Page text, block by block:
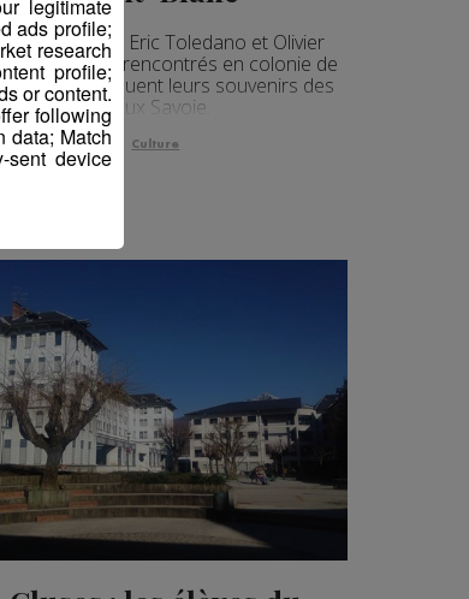
réalisateurs Eric Toledano et Olivier
se sont rencontrés en colonie de
et évoquent leurs souvenirs des
Deux Savoie.
Culture
legitimate
ads profile;
research
profile;
or content.
following
data; Match
sent device